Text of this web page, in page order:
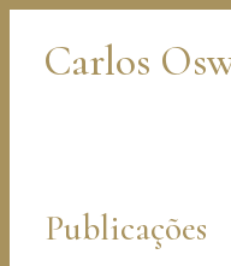
Carlos
Publicações